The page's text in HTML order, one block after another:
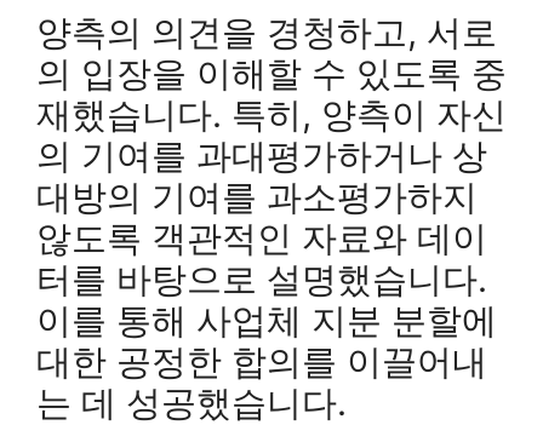
양측의 의견을 경청하고, 서로
의 입장을 이해할 수 있도록 중
재했습니다. 특히, 양측이 자신
의 기여를 과대평가하거나 상
대방의 기여를 과소평가하지
않도록 객관적인 자료와 데이
터를 바탕으로 설명했습니다.
이를 통해 사업체 지분 분할에
대한 공정한 합의를 이끌어내
는 데 성공했습니다.